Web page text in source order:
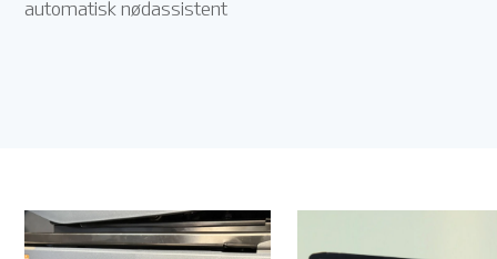
automatisk nødassistent